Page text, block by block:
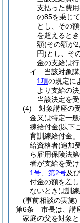
支払った費用
の85を乗じ
とし、その
を超えると
額(その額が
円)とし、そ
金の支給は
イ
当該対象
1項の規定に
より支給の
当該決定を
(4)
対象講座の
金又は特定一
練給付金(以下
育訓練給付金
給資格者(追加
ら雇用保険法
者が支給を受
1号
第2号及び
付金の額を差
ないときは訓
(事前相談の実施)
第6条
市長は、講
家庭の父を対象